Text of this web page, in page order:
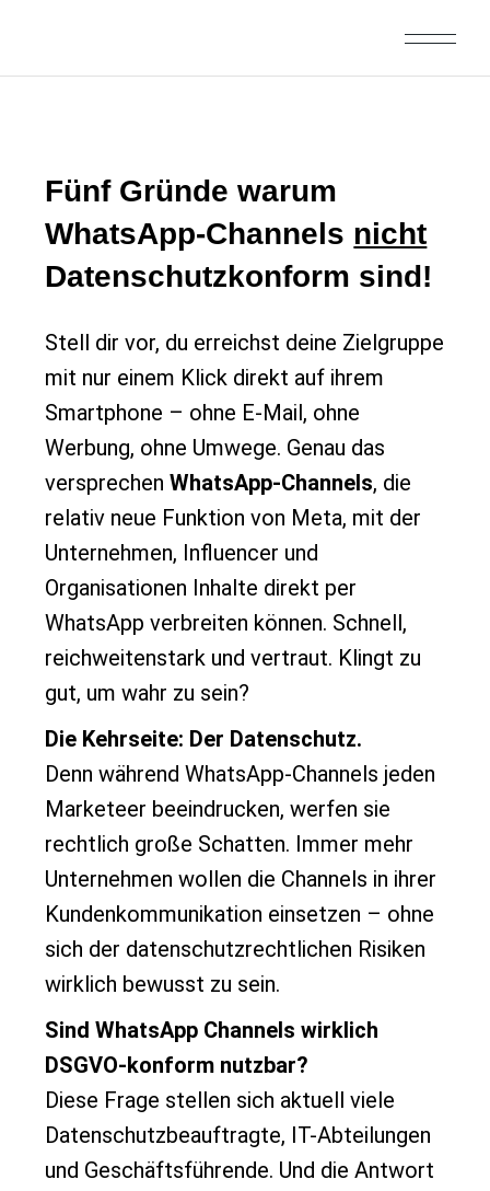
Fünf Gründe warum
WhatsApp-Channels nicht
Datenschutzkonform sind!
Stell dir vor, du erreichst deine Zielgruppe
mit nur einem Klick direkt auf ihrem
Smartphone – ohne E-Mail, ohne
Werbung, ohne Umwege. Genau das
versprechenWhatsApp-Channels, die
relativ neue Funktion von Meta, mit der
Unternehmen, Influencer und
Organisationen Inhalte direkt per
WhatsApp verbreiten können. Schnell,
reichweitenstark und vertraut. Klingt zu
gut, um wahr zu sein?
Die Kehrseite: Der Datenschutz.
Denn während WhatsApp-Channels jeden
Marketeer beeindrucken, werfen sie
rechtlich große Schatten. Immer mehr
Unternehmen wollen die Channels in ihrer
Kundenkommunikation einsetzen – ohne
sich der datenschutzrechtlichen Risiken
wirklich bewusst zu sein.
Sind WhatsApp Channels wirklich
DSGVO-konform nutzbar?
Diese Frage stellen sich aktuell viele
Datenschutzbeauftragte, IT-Abteilungen
und Geschäftsführende. Und die Antwort